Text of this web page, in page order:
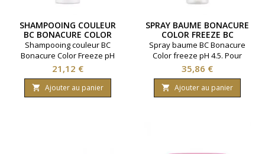
SHAMPOOING COULEUR
BC BONACURE COLOR
FREEZE 500ML
Shampooing couleur BC
Bonacure Color Freeze pH
4.5. Renforcement des
cheveux. Fixation des
pigments de couleur. Marque
Schwarzkopf. Contenance
Prix
21,12 €
 Ajouter au panier
SPRAY BAUME BONACURE
COLOR FREEZE BC
BONACURE 400ML
Spray baume BC Bonacure
Color freeze pH 4.5. Pour
cheveux colorés. Marque
Schwarzkopf. Contenance
400 millilitres.
Prix
35,86 €
 Ajouter au panier